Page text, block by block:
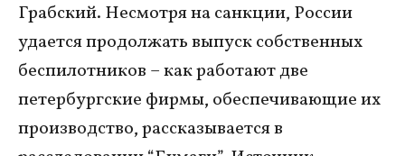
Грабский. Несмотря на санкции, России
удается продолжать выпуск собственных
беспилотников – как работают две
петербургские фирмы, обеспечивающие их
производство, рассказывается в